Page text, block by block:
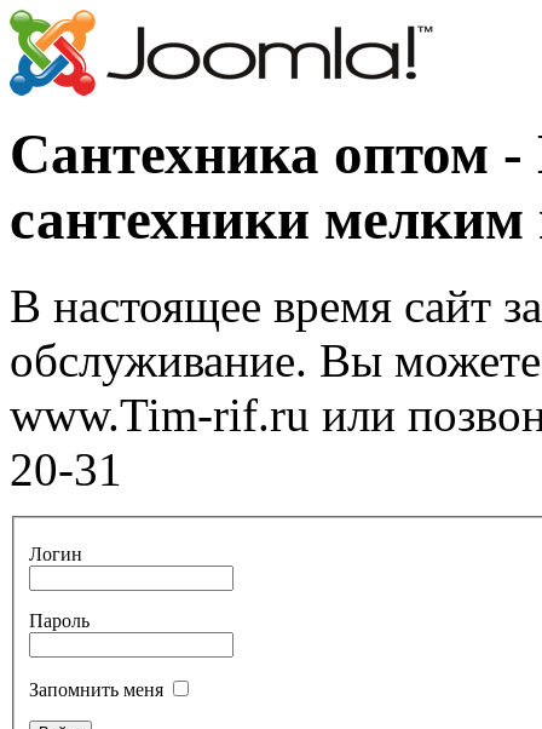
Сантехника оптом
сантехники
В настоящее время сайт
обслуживание. Вы можете
www.Tim-rif.ru или
20-31
Логин
Пароль
Запомнить меня